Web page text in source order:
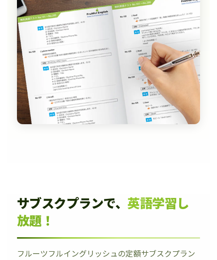
サブスクプランで、 英語学習し
放題！
フルーツフルイングリッシュの定額サブスクプラン